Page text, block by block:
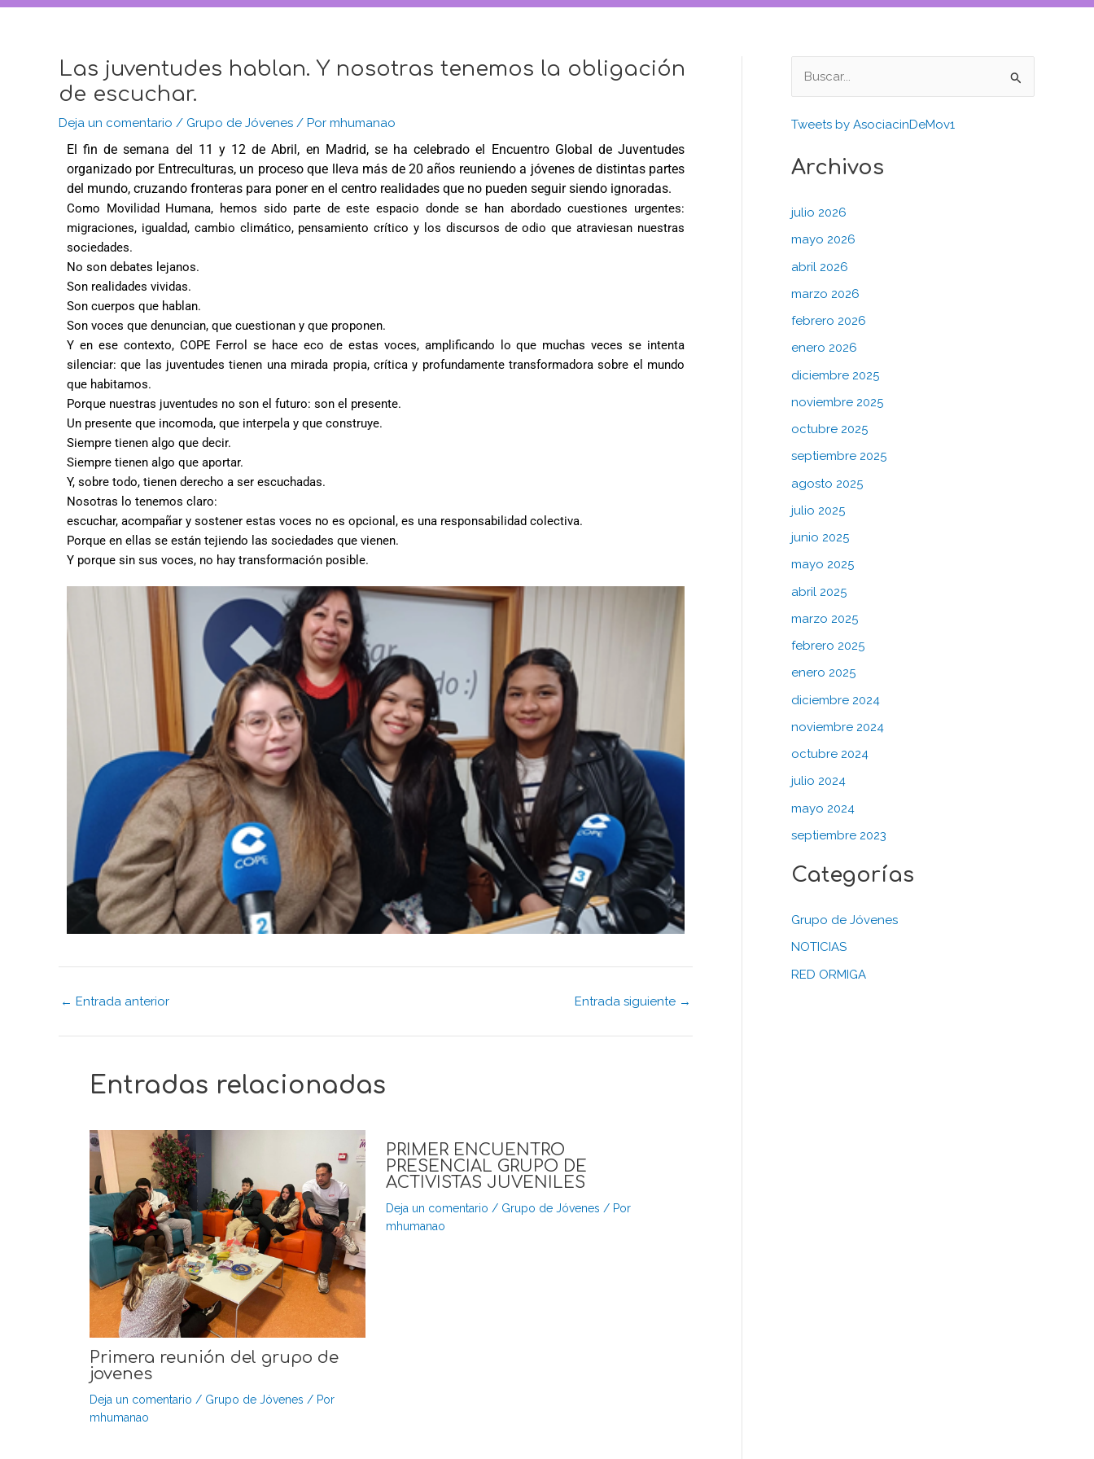
Las juventudes hablan. Y nosotras tenemos la obligación
de escuchar.
Deja un comentario / Grupo de Jóvenes / Por mhumanao
El fin de semana del 11 y 12 de Abril, en Madrid, se ha celebrado el Encuentro Global de Juventudes
organizado por Entreculturas, un proceso que lleva más de 20 años reuniendo a jóvenes de distintas partes
del mundo, cruzando fronteras para poner en el centro realidades que no pueden seguir siendo ignoradas.
Como Movilidad Humana, hemos sido parte de este espacio donde se han abordado cuestiones urgentes:
migraciones, igualdad, cambio climático, pensamiento crítico y los discursos de odio que atraviesan nuestras
sociedades.
No son debates lejanos.
Son realidades vividas.
Son cuerpos que hablan.
Son voces que denuncian, que cuestionan y que proponen.
Y en ese contexto, COPE Ferrol se hace eco de estas voces, amplificando lo que muchas veces se intenta
silenciar: que las juventudes tienen una mirada propia, crítica y profundamente transformadora sobre el mundo
que habitamos.
Porque nuestras juventudes no son el futuro: son el presente.
Un presente que incomoda, que interpela y que construye.
Siempre tienen algo que decir.
Siempre tienen algo que aportar.
Y, sobre todo, tienen derecho a ser escuchadas.
Nosotras lo tenemos claro:
escuchar, acompañar y sostener estas voces no es opcional, es una responsabilidad colectiva.
Porque en ellas se están tejiendo las sociedades que vienen.
Y porque sin sus voces, no hay transformación posible.
← Entrada anterior Entrada siguiente →
Entradas relacionadas
Primera reunión del grupo de
jovenes
Deja un comentario / Grupo de Jóvenes / Por
mhumanao
PRIMER ENCUENTRO
PRESENCIAL GRUPO DE
ACTIVISTAS JUVENILES
Deja un comentario / Grupo de Jóvenes / Por
mhumanao
s
a
r
:
Tweets by AsociacinDeMov1
Archivos
julio 2026
mayo 2026
abril 2026
marzo 2026
febrero 2026
enero 2026
diciembre 2025
noviembre 2025
octubre 2025
septiembre 2025
agosto 2025
julio 2025
junio 2025
mayo 2025
abril 2025
marzo 2025
febrero 2025
enero 2025
diciembre 2024
noviembre 2024
octubre 2024
julio 2024
mayo 2024
septiembre 2023
Categorías
Grupo de Jóvenes
NOTICIAS
RED ORMIGA